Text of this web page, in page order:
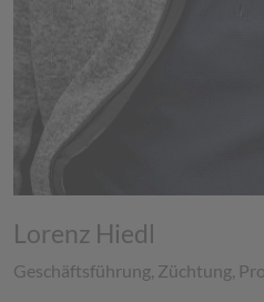
Lorenz Hiedl
Geschäftsführung, Züchtung,